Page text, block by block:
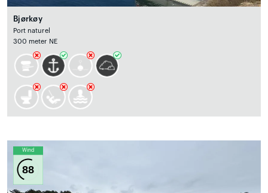
Bjørkøy
Port naturel
300 meter NE
Wind
88